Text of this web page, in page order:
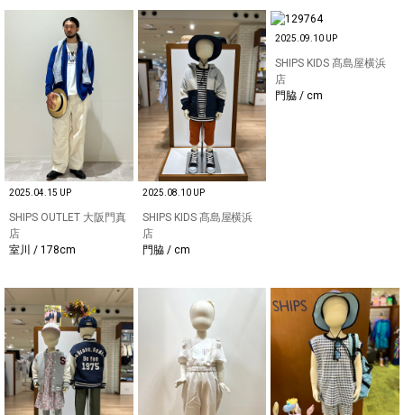
2025.04.15 UP
SHIPS OUTLET 大阪門真
店
室川 / 178cm
2025.08.10 UP
SHIPS KIDS 髙島屋横浜
店
門脇 / cm
2025.09.10 UP
SHIPS KIDS 髙島屋横浜
店
門脇 / cm